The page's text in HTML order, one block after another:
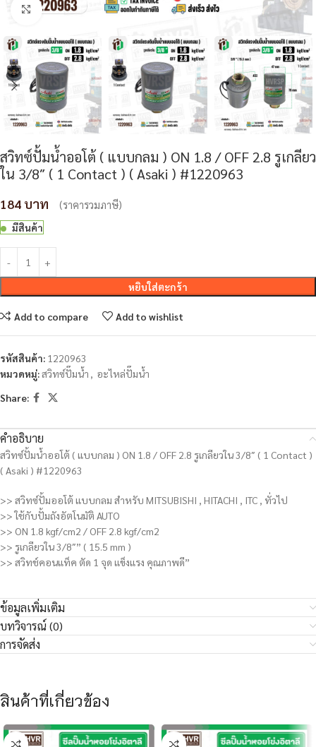
Click to enlarge
สวิทซ์ปั้มน้ำออโต้ ( แบบกลม ) ON 1.8 / OFF 2.8 รูเกลียว
ใน 3/8″ ( 1 Contact ) ( Asaki ) #1220963
184 (ราคารวมภาษี)
มีสินค้า
หยิบใส่ตะกร้า
Add to compare Add to wishlist
รหัสสินค้า: 1220963
หมวดหมู่:สวิทซ์ปั๊มน้ำ , อะไหล่ปั๊มน้ำ
Share:
คำอธิบาย
สวิทซ์ปั้มน้ำออโต้ ( แบบกลม ) ON 1.8 / OFF 2.8 รูเกลียวใน 3/8″ ( 1 Contact )
( Asaki ) #1220963
>> สวิทซ์ปั้มออโต้ แบบกลม สำหรับ MITSUBISHI , HITACHI , ITC , ทั่วไป
>> ใช้กับปั้มถังอัตโนมัติ AUTO
>> ON 1.8 kgf/cm2 / OFF 2.8 kgf/cm2
>> รูเกลียวใน 3/8″” ( 15.5 mm )
>> สวิทช์คอนแท็ค ตัด 1 จุด แข็งแรง คุณภาพดี”
ข้อมูลเพิ่มเติม
บทวิจารณ์ (0)
การจัดส่ง
สินค้าที่เกี่ยวข้อง